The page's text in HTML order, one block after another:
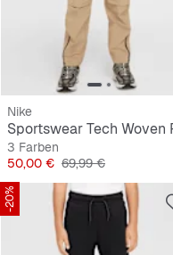
Nike
3 Farben
Preis
50,00 € Originalpreis
69,99 €
-20%